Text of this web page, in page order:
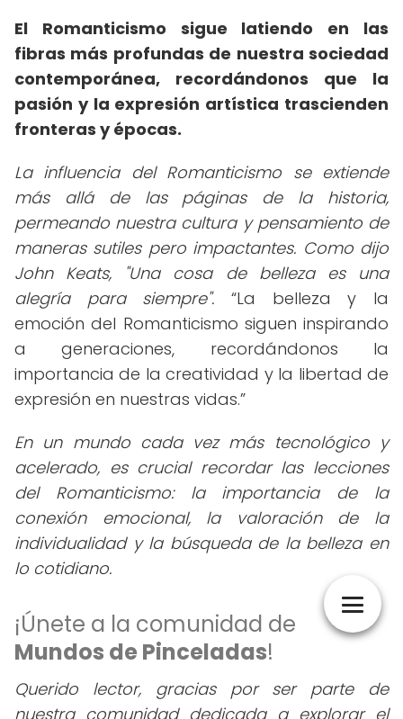
El Romanticismo sigue latiendo en las
fibras más profundas de nuestra sociedad
contemporánea, recordándonos que la
pasión y la expresión artística trascienden
fronteras y épocas.
La influencia del Romanticismo se extiende
más allá de las páginas de la historia,
permeando nuestra cultura y pensamiento de
maneras sutiles pero impactantes. Como dijo
John Keats, "Una cosa de belleza es una
alegría para siempre".
La belleza y la
emoción del Romanticismo siguen inspirando
a generaciones, recordándonos la
importancia de la creatividad y la libertad de
expresión en nuestras vidas.
En un mundo cada vez más tecnológico y
acelerado, es crucial recordar las lecciones
del Romanticismo: la importancia de la
conexión emocional, la valoración de la
individualidad y la búsqueda de la belleza en
lo cotidiano.
¡Únete a la comunidad de
Mundos de Pinceladas!
Querido lector, gracias por ser parte de
nuestra comunidad dedicada a explorar el